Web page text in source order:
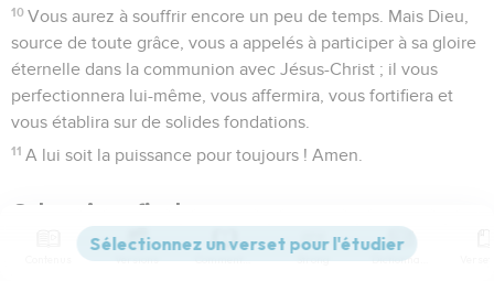
10 Vous aurez à souffrir encore un peu de temps. Mais Dieu,
source de toute grâce, vous a appelés à participer à sa gloire
éternelle dans la communion avec Jésus-Christ ; il vous
perfectionnera lui-même, vous affermira, vous fortifiera et
vous établira sur de solides fondations.
11 A lui soit la puissance pour toujours ! Amen.
Salutations finales
Je vous ai écrit cette courte lettre avec l’aide de Silas, que
Versions Commentaires Strong